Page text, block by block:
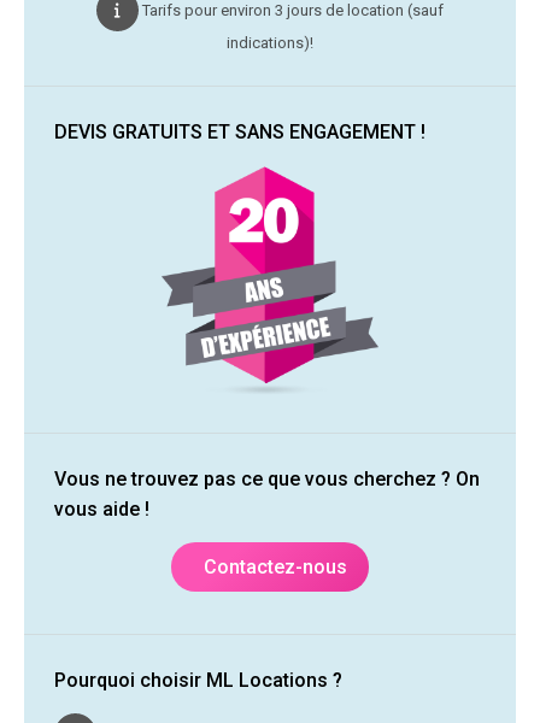
Tarifs pour environ 3 jours de location (sauf
indications)!
DEVIS GRATUITS ET SANS ENGAGEMENT !
Vous ne trouvez pas ce que vous cherchez ? On
vous aide !
Contactez-nous
Pourquoi choisir ML Locations ?